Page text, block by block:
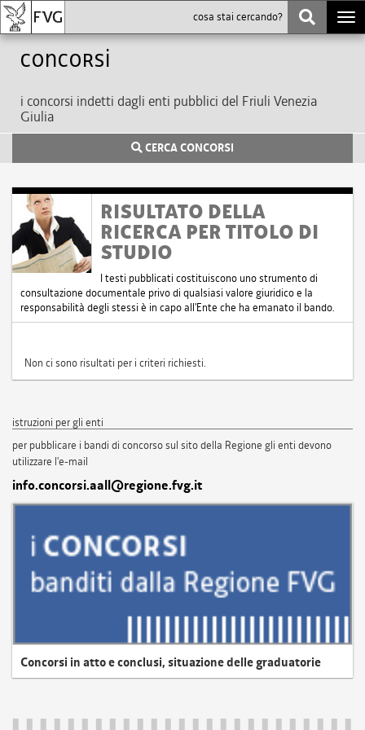
Concorsi
i concorsi indetti dagli enti pubblici del Friuli Venezia
Giulia
CERCA CONCORSI
RISULTATO DELLA
RICERCA PER TITOLO DI
STUDIO
I testi pubblicati costituiscono uno strumento di
consultazione documentale privo di qualsiasi valore giuridico e la
responsabilità degli stessi è in capo all'Ente che ha emanato il bando.
Non ci sono risultati per i criteri richiesti.
istruzioni per gli enti
per pubblicare i bandi di concorso sul sito della Regione gli enti devono
utilizzare l'e-mail
info.concorsi.aall@regione.fvg.it
Concorsi in atto e conclusi, situazione delle graduatorie